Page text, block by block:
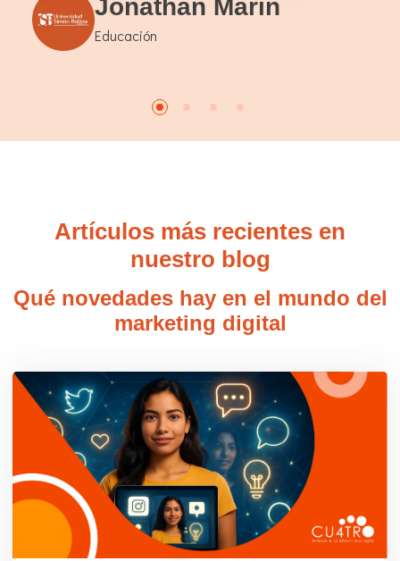
Jonathan Marin
Educación
Artículos más recientes en
nuestro blog
Qué novedades hay en el mundo del
marketing digital
dic 15 2025